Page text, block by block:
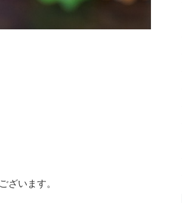
ざいます。